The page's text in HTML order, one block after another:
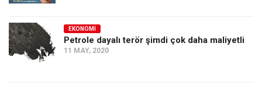
EKONOMI
Petrole dayalı terör şimdi çok daha maliyetli
11 MAY, 2020